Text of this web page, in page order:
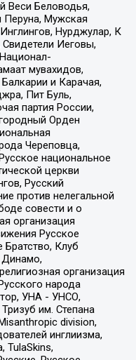
Веси Беловодья,
Мужская
Нурджулар, К
Иеговы,
мувахидов,
и Карачая,
Пит Буль,
партия России,
Орден
Череповца,
национальное
церкви
Русский
против нелегальной
совести и о
организация
Русское
Братство, Клуб
организация
народа
УНА - УНСО,
им. Степана
division,
инглиизма,
TulaSkins,